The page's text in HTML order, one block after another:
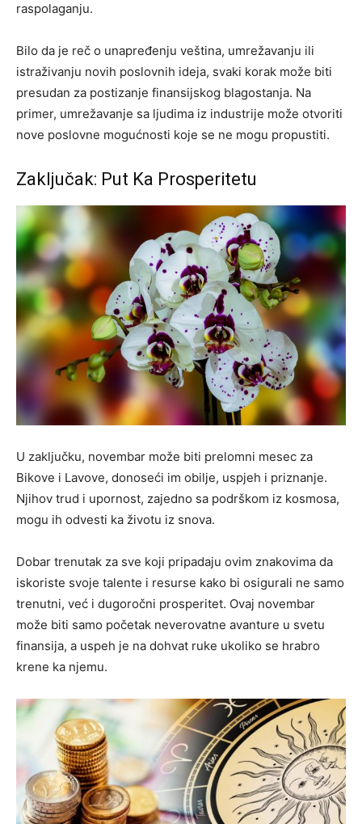
raspolaganju.
Bilo da je reč o unapređenju veština, umrežavanju ili
istraživanju novih poslovnih ideja, svaki korak može biti
presudan za postizanje finansijskog blagostanja. Na
primer, umrežavanje sa ljudima iz industrije može otvoriti
nove poslovne mogućnosti koje se ne mogu propustiti.
Zaključak: Put Ka Prosperitetu
U zaključku, novembar može biti prelomni mesec za
Bikove i Lavove, donoseći im obilje, uspjeh i priznanje.
Njihov trud i upornost, zajedno sa podrškom iz kosmosa,
mogu ih odvesti ka životu iz snova.
Dobar trenutak za sve koji pripadaju ovim znakovima da
iskoriste svoje talente i resurse kako bi osigurali ne samo
trenutni, već i dugoročni prosperitet. Ovaj novembar
može biti samo početak neverovatne avanture u svetu
finansija, a uspeh je na dohvat ruke ukoliko se hrabro
krene ka njemu.